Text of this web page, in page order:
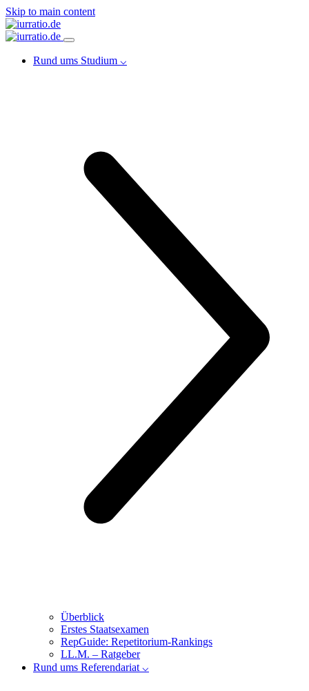
Skip to main content
Rund ums Studium ⌵
Überblick
Erstes Staatsexamen
RepGuide: Repetitorium-Rankings
LL.M. – Ratgeber
Rund ums Referendariat ⌵